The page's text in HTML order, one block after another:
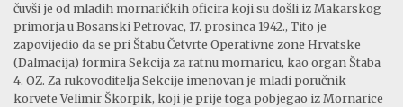
čuvši je od mladih mornaričkih oficira koji su došli iz Makarskog
primorja u Bosanski Petrovac, 17. prosinca 1942., Tito je
zapovijedio da se pri Štabu Četvrte Operativne zone Hrvatske
(Dalmacija) formira Sekcija za ratnu mornaricu, kao organ Štaba
4. OZ. Za rukovoditelja Sekcije imenovan je mladi poručnik
korvete Velimir Škorpik, koji je prije toga pobjegao iz Mornarice